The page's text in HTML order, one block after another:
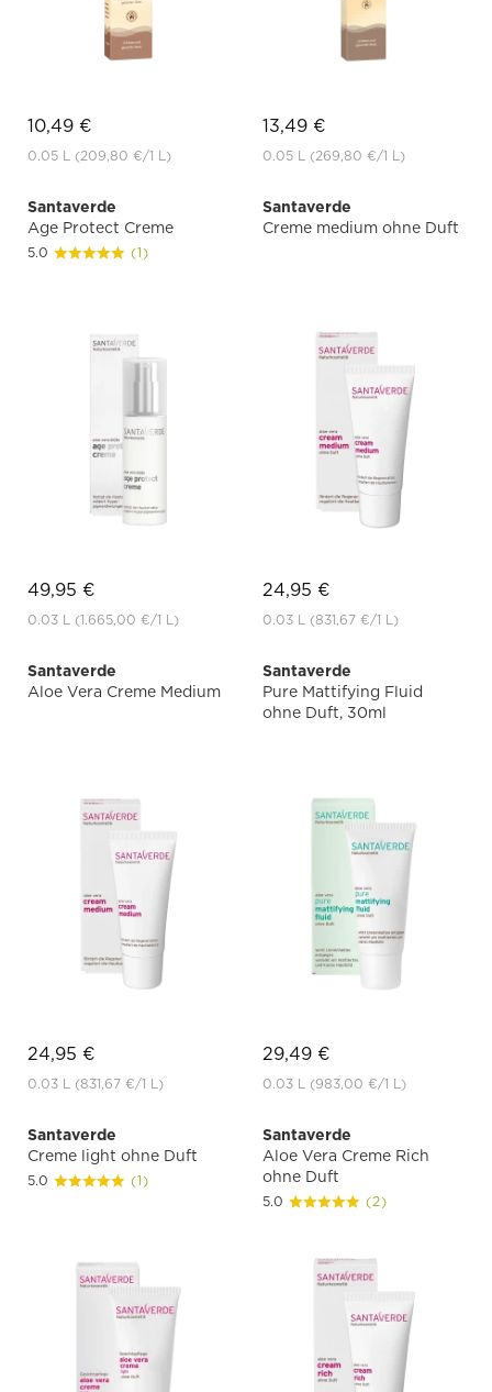
10,49 €
0.05 L (209,80 €/1 L)
13,49 €
0.05 L (269,80 €/1 L)
Santaverde
Age Protect Creme
5.0 (1)
49,95 €
0.03 L (1.665,00 €/1 L)
Santaverde
Creme medium ohne Duft
24,95 €
0.03 L (831,67 €/1 L)
Santaverde
Aloe Vera Creme Medium
24,95 €
0.03 L (831,67 €/1 L)
Santaverde
Pure Mattifying Fluid
ohne Duft, 30ml
29,49 €
0.03 L (983,00 €/1 L)
Santaverde
Creme light ohne Duft
5.0 (1)
Santaverde
Aloe Vera Creme Rich
ohne Duft
5.0 (2)